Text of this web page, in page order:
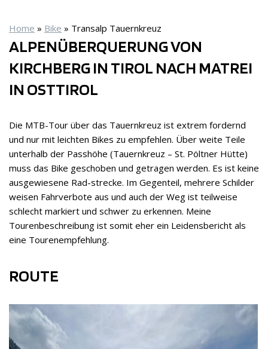
Home » Bike » Transalp Tauernkreuz
ALPENÜBERQUERUNG VON
KIRCHBERG IN TIROL NACH MATREI
IN OSTTIROL
Die MTB-Tour über das Tauernkreuz ist extrem fordernd
und nur mit leichten Bikes zu empfehlen. Über weite Teile
unterhalb der Passhöhe (Tauernkreuz – St. Pöltner Hütte)
muss das Bike geschoben und getragen werden. Es ist keine
ausgewiesene Rad-strecke. Im Gegenteil, mehrere Schilder
weisen Fahrverbote aus und auch der Weg ist teilweise
schlecht markiert und schwer zu erkennen. Meine
Tourenbeschreibung ist somit eher ein Leidensbericht als
eine Tourenempfehlung.
ROUTE